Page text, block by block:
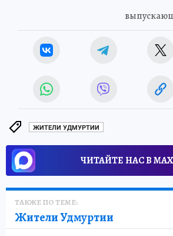
ЖИТЕЛИ УДМУРТИИ
ЧИТАЙТЕ НАС В
ТАКЖЕ ПО ТЕМЕ:
Жители Удмуртии